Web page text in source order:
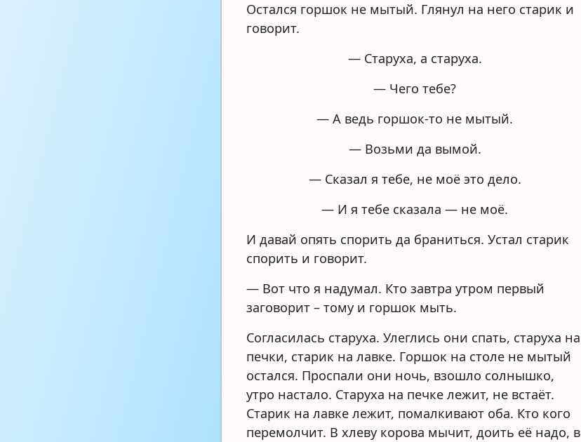
Остался горшок не мытый. Глянул на него старик и
говорит.
— Старуха, а старуха.
— Чего тебе?
— А ведь горшок-то не мытый.
— Возьми да вымой.
— Сказал я тебе, не моё это дело.
— И я тебе сказала — не моё.
И давай опять спорить да браниться. Устал старик
спорить и говорит.
— Вот что я надумал. Кто завтра утром первый
заговорит – тому и горшок мыть.
Согласилась старуха. Улеглись они спать, старуха на
печки, старик на лавке. Горшок на столе не мытый
остался. Проспали они ночь, взошло солнышко,
утро настало. Старуха на печке лежит, не встаёт.
Старик на лавке лежит, помалкивают оба. Кто кого
перемолчит. В хлеву корова мычит, доить её надо, в